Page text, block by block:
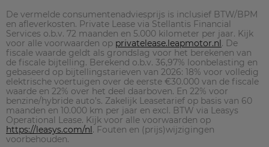
De vermelde consumentenadviesprijs is inclusief BTW/BPM
en afleverkosten. Private Lease via Stellantis Financial
Services o.b.v. 72 maanden en 5.000 kilometer per jaar. Kijk
voor alle voorwaarden op privatelease.leapmotor.nl . De
fiscale waarde geldt als grondslag voor het berekenen van
de fiscale bijtelling. Berekend o.b.v. 36,97% loonbelasting en
gebaseerd op bijtellingstarieven van 2026: 18% voor volledig
elektrische voertuigen over de eerste €30.000 van de fiscale
waarde en 22% over het deel daarboven. En 22% voor
benzine/hybride auto’s. Zakelijk Leasetarief op basis van 60
maanden en 10.000 km per jaar en excl. BTW via Leasys
Operational Lease. Kijk voor alle voorwaarden op
https://leasys.com/nl . Fouten en (prijs)wijzigingen
voorbehouden.